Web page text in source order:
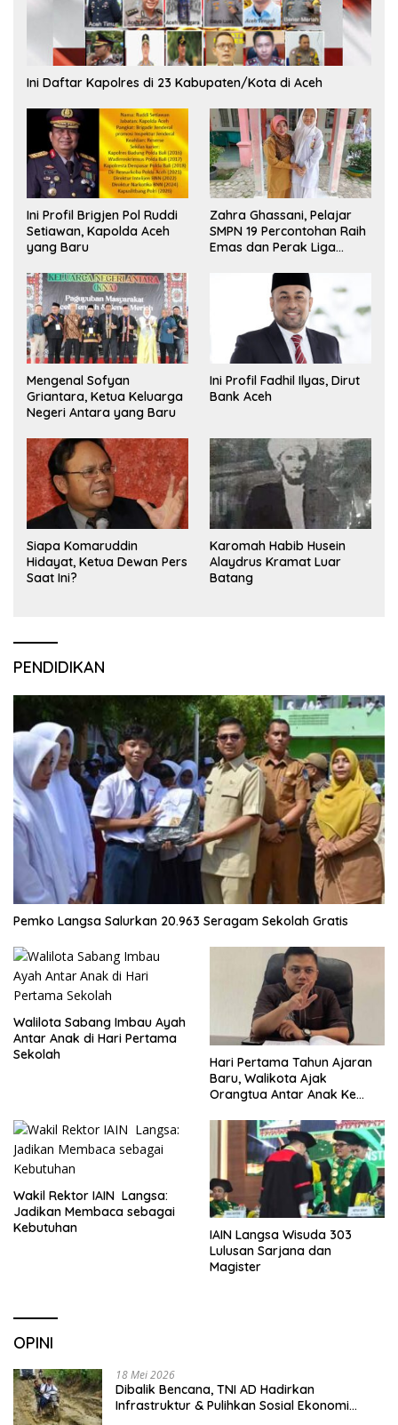
Ini Daftar Kapolres di 23 Kabupaten/Kota di Aceh
Ini Profil Brigjen Pol Ruddi
Setiawan, Kapolda Aceh
yang Baru
Zahra Ghassani, Pelajar
SMPN 19 Percontohan Raih
Emas dan Perak Liga
Mengenal Sofyan
Griantara, Ketua Keluarga
Negeri Antara yang Baru
Ini Profil Fadhil Ilyas, Dirut
Bank Aceh
Siapa Komaruddin
Hidayat, Ketua Dewan Pers
Saat Ini?
Karomah Habib Husein
Alaydrus Kramat Luar
Batang
PENDIDIKAN
Pemko Langsa Salurkan 20.963 Seragam Sekolah Gratis
Walilota Sabang Imbau Ayah
Antar Anak di Hari Pertama
Sekolah
Hari Pertama Tahun Ajaran
Baru, Walikota Ajak
Orangtua Antar Anak Ke
Wakil Rektor IAIN Langsa:
Jadikan Membaca sebagai
Kebutuhan
IAIN Langsa Wisuda 303
Lulusan Sarjana dan
Magister
OPINI
18 Mei 2026
Dibalik Bencana, TNI AD Hadirkan
Infrastruktur & Pulihkan Sosial Ekonomi